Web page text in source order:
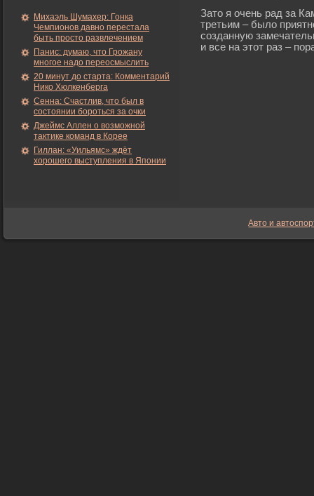
Михаэль Шумахер: Гонка
Чемпионов давно перестала
быть просто развлечением
Панис: думаю, что Грожану
многое надо переосмыслить
20 минут до старта: Комментарий
Нико Хюлкенберга
Сенна: Счастлив, что был в
состоянии бороться за очки
Джеймс Аллен о возможной
тактике команд в Корее
Гиллан: «Уильямс» ждёт
хорошего выступления в Японии
Зато я очень рад за
третьим – было
созданную
и все на этот раз –
Авто и